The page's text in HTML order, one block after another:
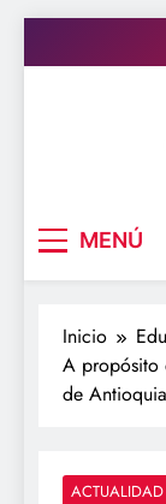
al
MENÚ
Inicio
A propósito
de Antioquia
ACTUALIDAD